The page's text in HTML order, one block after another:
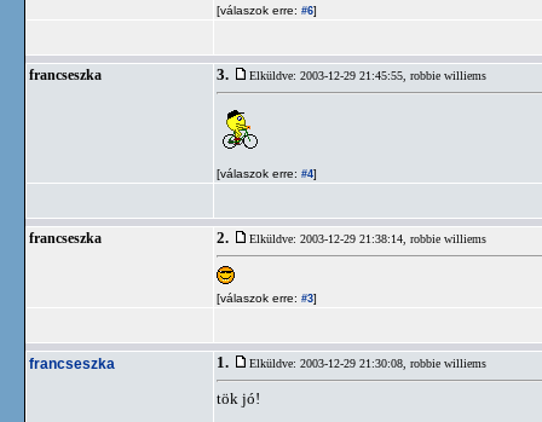
[válaszok erre: #6]
francseszka 3. Elküldve: 2003-12-29 21:45:55, robbie williems
[válaszok erre: #4]
francseszka 2. Elküldve: 2003-12-29 21:38:14, robbie williems
[válaszok erre: #3]
francseszka 1. Elküldve: 2003-12-29 21:30:08, robbie williems
tök jó!